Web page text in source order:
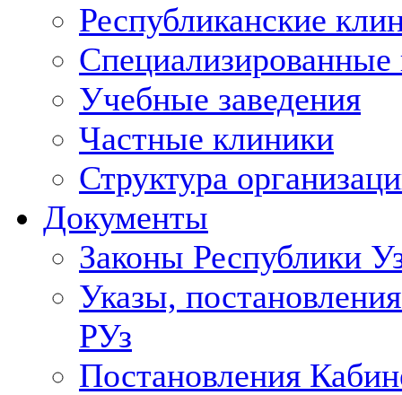
Республиканские
Учебные заведения
Частные клиники
Структура
Документы
Законы Республики
Указы,
РУз
Постановления